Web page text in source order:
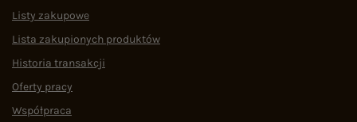
Listy zakupowe
Lista zakupionych produktów
Historia transakcji
Oferty pracy
Współpraca